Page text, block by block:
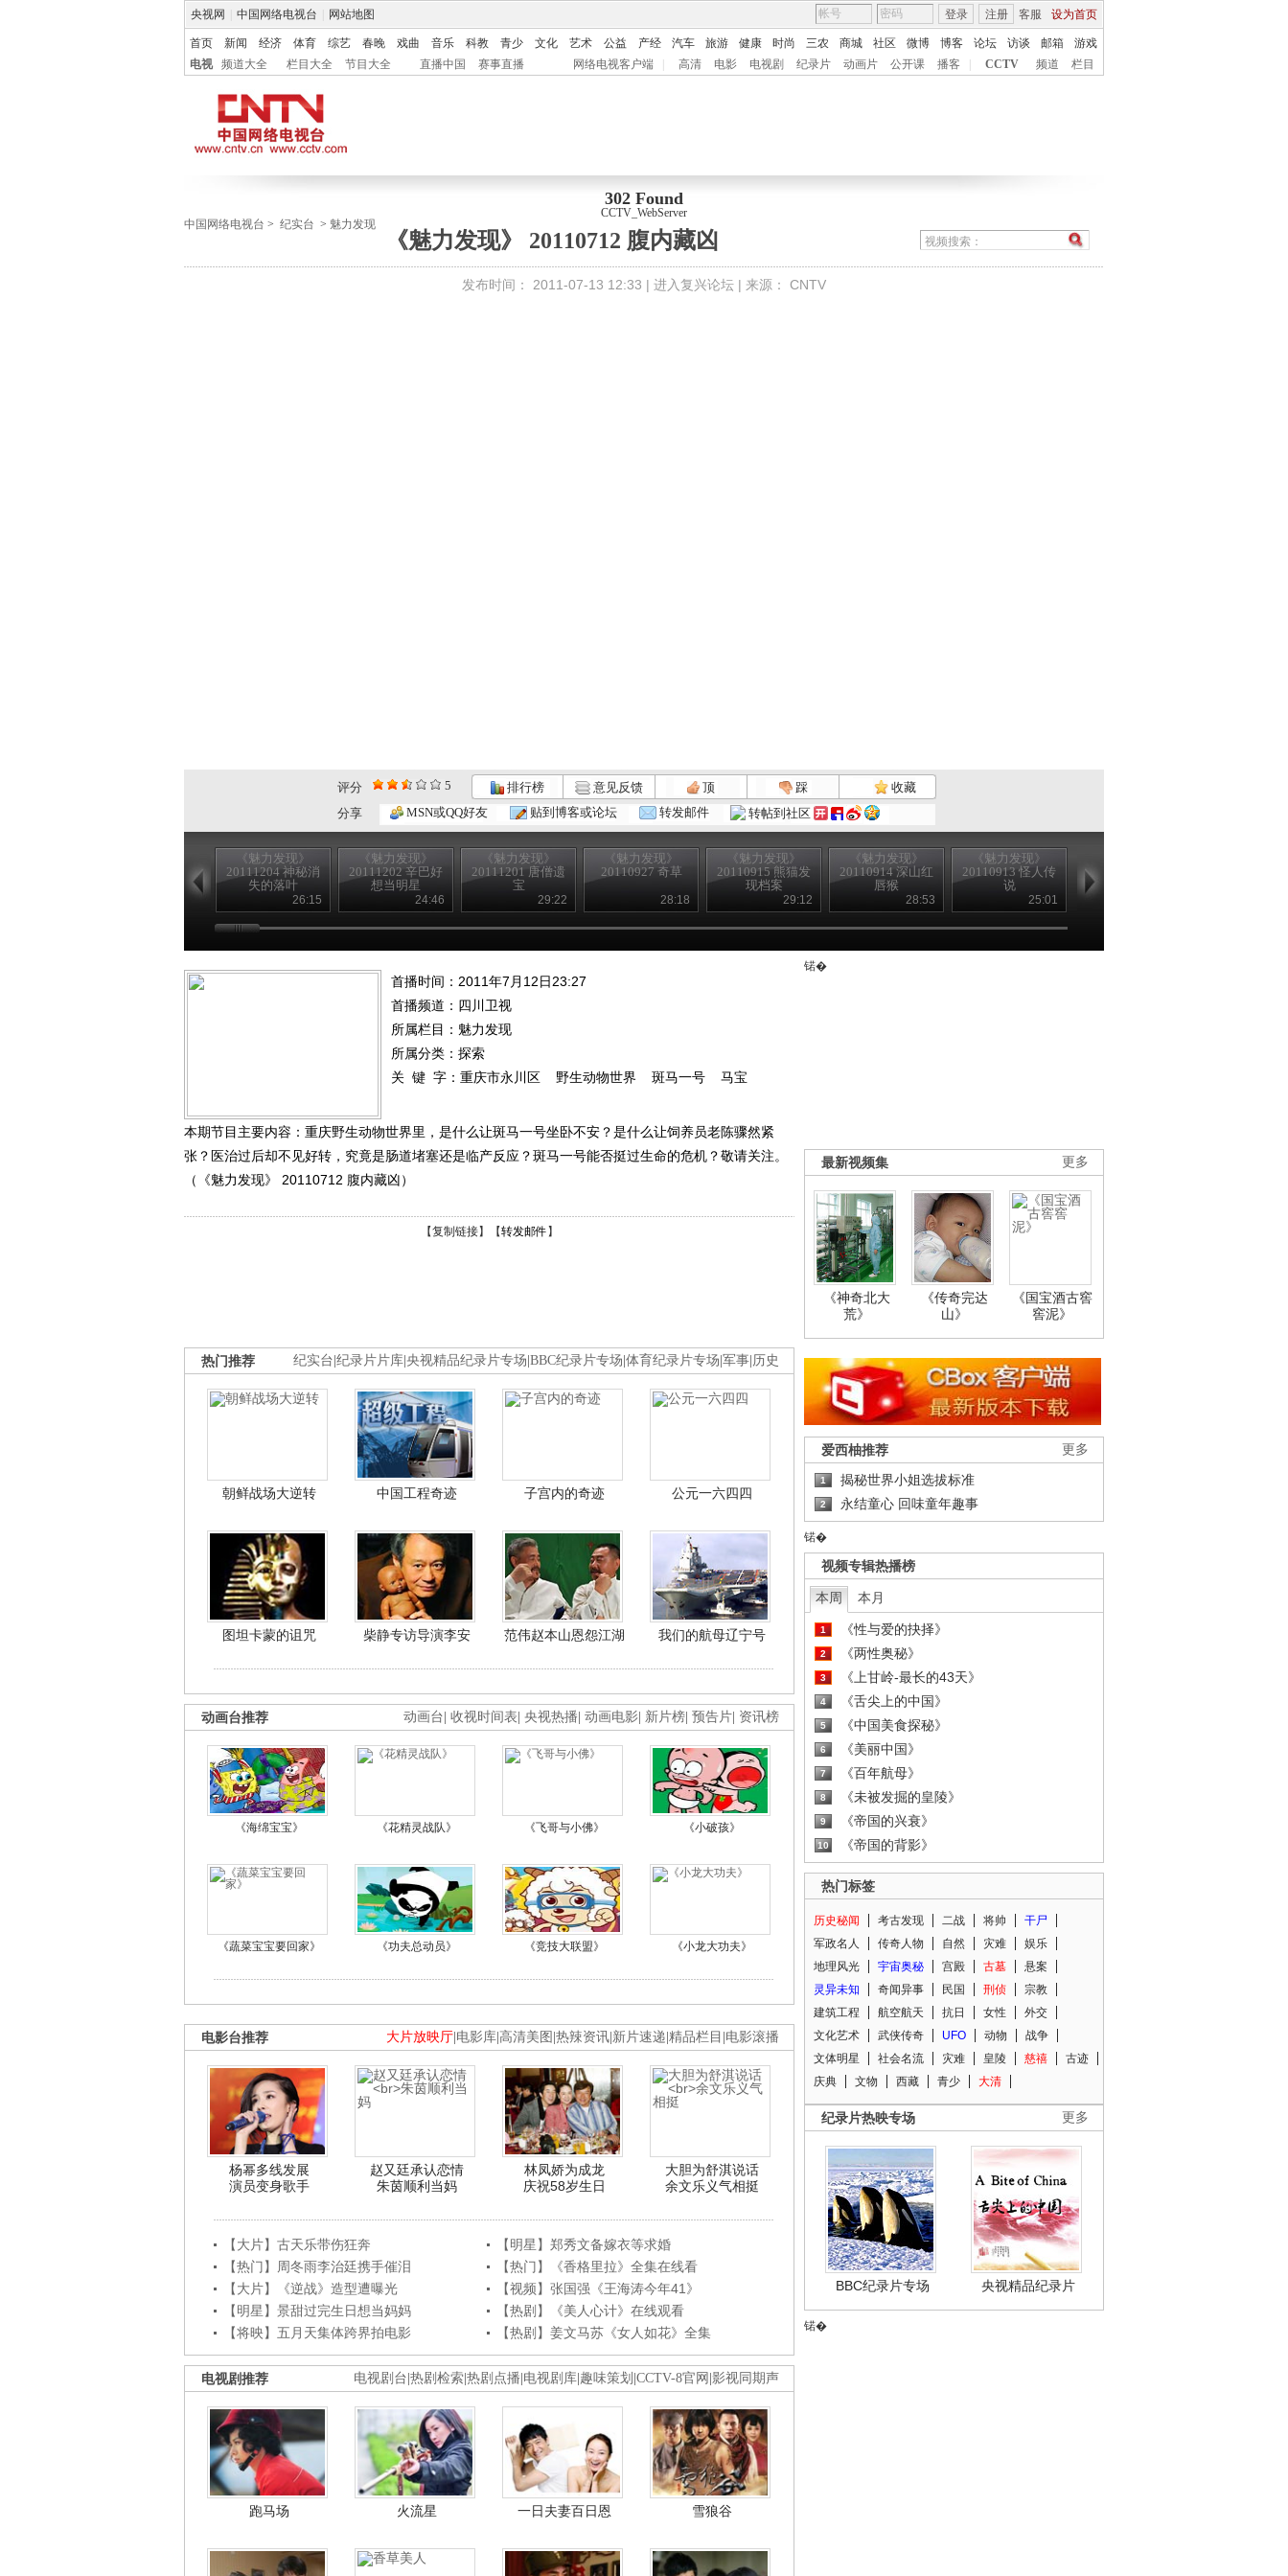
央视网 中国网络电视台 网站地图 客服 设为首页
登录 注册
首页 新闻 经济 体育 综艺 春晚 戏曲 音乐 科教 青少 文化 艺术 公益 产经 汽车 旅游 健康 时尚 三农 商城 社区 微博 博客 论坛 访谈 邮箱
游戏
电视
频道大全 栏目大全 节目大全 直播中国 赛事直播 网络电视客户端 高清 电影 电视剧 纪录片 动画片 公开课 播客 CCTV 频道 栏目
302 Found
CCTV_WebServer
中国网络电视台 > 纪实台 > 魅力发现
《魅力发现》 20110712 腹内藏凶
发布时间： 2011-07-13 12:33 | 进入复兴论坛 | 来源： CNTV
评分 5 排行榜 意见反馈 顶 踩
收藏
分享
MSN或QQ好友 贴到博客或论坛 转发邮件 转帖到社区
《魅力发现》
20111204 神秘消
失的落叶
26:15
《魅力发现》
20111202 辛巴好
想当明星
24:46
《魅力发现》
20111201 唐僧遗
宝
29:22
《魅力发现》
20110927 奇草
28:18
《魅力发现》
20110915 熊猫发
现档案
29:12
《魅力发现》
20110914 深山红
唇猴
28:53
《魅力发现》
20110913 怪人传
说
25:01
20110912 最爱泡
首播时间：2011年7月12日23:27
首播频道： 四川卫视
所属栏目： 魅力发现
所属分类：探索
关 键 字： 重庆市永川区 野生动物世界 斑马一号 马宝
本期节目主要内容：重庆野生动物世界里，是什么让斑马一号坐卧不安？是什么让饲养员老陈骤然紧
张？医治过后却不见好转，究竟是肠道堵塞还是临产反应？斑马一号能否挺过生命的危机？敬请关注。
（《魅力发现》 20110712 腹内藏凶）
【复制链接】【转发邮件 】
纪实台 纪录片片库 央视精品纪录片专场 BBC纪录片专场 体育纪录片专场 军事 历史
热门推荐
朝鲜战场大逆转 中国工程奇迹 子宫内的奇迹 公元一六四四
图坦卡蒙的诅咒 柴静专访导演李安 范伟赵本山恩怨江湖 我们的航母辽宁号
动画台 收视时间表 央视热播 动画电影 新片榜 预告片 资讯榜
动画台推荐
《海绵宝宝》 《花精灵战队》 《飞哥与小佛》 《小破孩》
《蔬菜宝宝要回家》 《功夫总动员》 《竞技大联盟》 《小龙大功夫》
大片放映厅 电影库 高清美图 热辣资讯 新片速递 精品栏目 电影滚播
电影台推荐
杨幂多线发展
演员变身歌手
赵又廷承认恋情
朱茵顺利当妈
林凤娇为成龙
庆祝58岁生日
大胆为舒淇说话
余文乐义气相挺
【大片】古天乐带伤狂奔
【明星】郑秀文备嫁衣等求婚
【热门】周冬雨李治廷携手催泪
【热门】《香格里拉》全集在线看
【大片】《逆战》造型遭曝光
【视频】张国强《王海涛今年41》
【明星】景甜过完生日想当妈妈
【热剧】《美人心计》在线观看
【将映】五月天集体跨界拍电影
【热剧】姜文马苏《女人如花》全集
电视剧台 热剧检索 热剧点播 电视剧库 趣味策划 CCTV-8官网 影视同期声
电视剧推荐
跑马场 火流星 一日夫妻百日恩 雪狼谷
锘�
更多
最新视频集
《神奇北大
荒》
《传奇完达
山》
《国宝酒古窖
窖泥》
更多
爱西柚推荐
1 揭秘世界小姐选拔标准
2 永结童心 回味童年趣事
锘�
视频专辑热播榜
本周 本月
1 《性与爱的抉择》
2 《两性奥秘》
3 《上甘岭-最长的43天》
4 《舌尖上的中国》
5 《中国美食探秘》
6 《美丽中国》
7 《百年航母》
8 《未被发掘的皇陵》
9 《帝国的兴衰》
10 《帝国的背影》
热门标签
历史秘闻 考古发现 二战 将帅
干尸
军政名人
传奇人物 自然 灾难
娱乐
地理风光
宇宙奥秘 宫殿 古墓
悬案
灵异未知
奇闻异事 民国 刑侦
宗教
建筑工程
航空航天 抗日 女性
外交
文化艺术
武侠传奇 UFO 动物
战争
文体明星
社会名流 灾难 皇陵 慈禧
古迹
庆典
文物 西藏 青少 大清
更多
纪录片热映专场
BBC纪录片专场 央视精品纪录片
锘�